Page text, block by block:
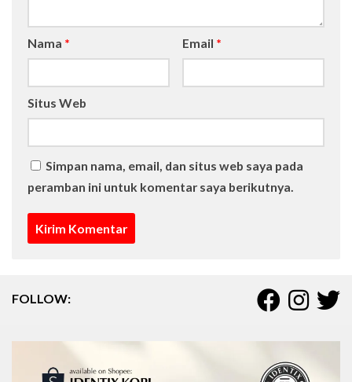
Nama * Email *
Situs Web
Simpan nama, email, dan situs web saya pada
peramban ini untuk komentar saya berikutnya.
FOLLOW: